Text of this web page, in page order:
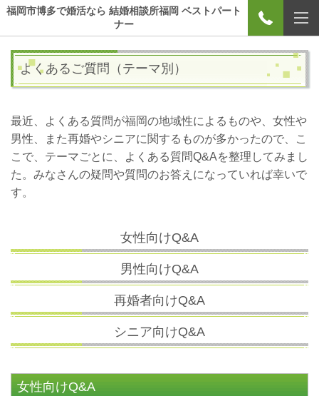
福岡市博多で婚活なら 結婚相談所福岡 ベストパート
ナー
よくあるご質問（テーマ別）
最近、よくある質問が福岡の地域性によるものや、女性や
男性、また再婚やシニアに関するものが多かったので、こ
こで、テーマごとに、よくある質問Q&Aを整理してみまし
た。みなさんの疑問や質問のお答えになっていれば幸いで
す。
女性向けQ&A
男性向けQ&A
再婚者向けQ&A
シニア向けQ&A
女性向けQ&A